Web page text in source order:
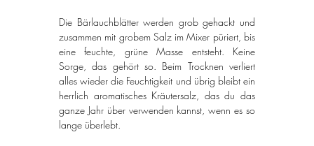
Die Bärlauchblätter werden grob gehackt und
zusammen mit grobem Salz im Mixer püriert, bis
eine feuchte, grüne Masse entsteht. Keine
Sorge, das gehört so. Beim Trocknen verliert
alles wieder die Feuchtigkeit und übrig bleibt ein
herrlich aromatisches Kräutersalz, das du das
ganze Jahr über verwenden kannst, wenn es so
lange überlebt.